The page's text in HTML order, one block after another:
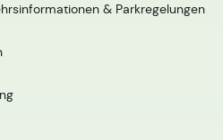
& Parkregelungen